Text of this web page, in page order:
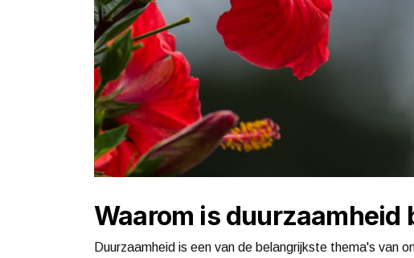
Waarom is duurzaamheid
Duurzaamheid is een van de belangrijkste thema's van